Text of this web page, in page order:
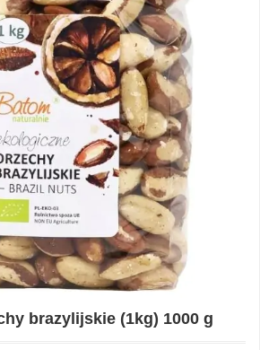
brazylijskie (1kg) 1000 g